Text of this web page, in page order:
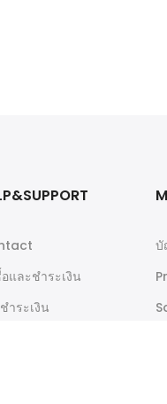
และชำระเงิน
ำระเงิน
บั